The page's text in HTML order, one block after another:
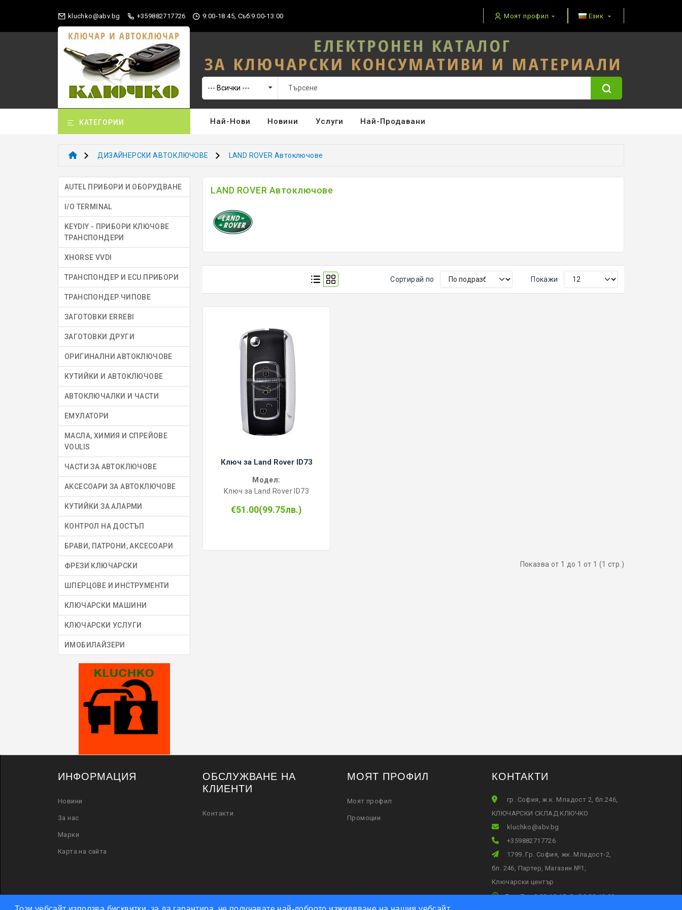
gb.vba@okhculk +359882717726 9:00-18:45, Съб:9:00-13:00 Моят профил Език
КАТЕГОРИИ Най-Нови Новини Услуги Най-Продавани
ДИЗАЙНЕРСКИ АВТОКЛЮЧОВЕ LAND ROVER Автоключове
AUTEL ПРИБОРИ И ОБОРУДВАНЕ
I/O TERMINAL
KEYDIY - ПРИБОРИ КЛЮЧОВЕ
ТРАНСПОНДЕРИ
XHORSE VVDI
ТРАНСПОНДЕР И ECU ПРИБОРИ
ТРАНСПОНДЕР ЧИПОВЕ
ЗАГОТОВКИ ERREBI
ЗАГОТОВКИ ДРУГИ
ОРИГИНАЛНИ АВТОКЛЮЧОВЕ
КУТИЙКИ И АВТОКЛЮЧОВЕ
АВТОКЛЮЧАЛКИ И ЧАСТИ
ЕМУЛАТОРИ
МАСЛА, ХИМИЯ И СПРЕЙОВЕ
VOULIS
ЧАСТИ ЗА АВТОКЛЮЧОВЕ
АКСЕСОАРИ ЗА АВТОКЛЮЧОВЕ
КУТИЙКИ ЗА АЛАРМИ
КОНТРОЛ НА ДОСТЪП
БРАВИ, ПАТРОНИ, АКСЕСОАРИ
ФРЕЗИ КЛЮЧАРСКИ
ШПЕРЦОВЕ И ИНСТРУМЕНТИ
КЛЮЧАРСКИ МАШИНИ
КЛЮЧАРСКИ УСЛУГИ
ИМОБИЛАЙЗЕРИ
LAND ROVER Автоключове
Сортирай по Покажи
Ключ за Land Rover ID73
Модел:
Ключ за Land Rover ID73
€51.00(99.75лв.)
Показва от 1 до 1 от 1 (1 стр.)
ИНФОРМАЦИЯ
Новини
За нас
Марки
Карта на сайта
ОБСЛУЖВАНЕ НА
КЛИЕНТИ
Контакти
МОЯТ ПРОФИЛ
Моят профил
Промоции
КОНТАКТИ
гр. София, ж.к. Младост 2, бл.246,
КЛЮЧАРСКИ СКЛАД КЛЮЧКО
gb.vba@okhculk
+359882717726
1799. Гр. София, жк. Младост-2,
бл. 246, Партер, Магазин №1,
Ключарски център
Пон-Пет 9:00-18:45, Съб:9:00-13:00